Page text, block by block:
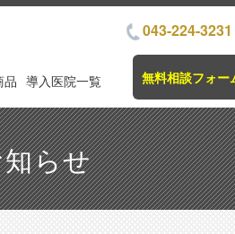
品 導入医院一覧
043-224-3231
無料相談フォー
らせ